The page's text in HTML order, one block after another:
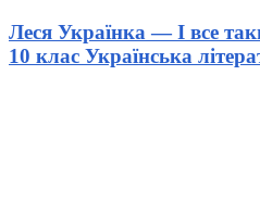
Леся Українка — І все
10 клас Українська